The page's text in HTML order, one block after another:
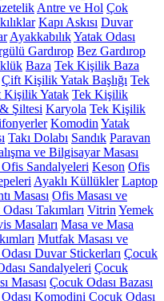
Antre ve Hol Çok
Kapı Askısı Duvar
AyakkabılıkYatak Odası
Gardırop Bez Gardırop
Baza Tek Kişilik Baza
Çift Kişilik Yatak Başlığı Tek
Kişilik Yatak Tek Kişilik
Şiltesi Karyola Tek Kişilik
Komodin Yatak
Takı Dolabı Sandık Paravan
ve Bilgisayar Masası
Ofis Sandalyeleri Keson Ofis
Ayaklı Küllükler Laptop
Masası Ofis Masası ve
Takımları Vitrin Yemek
Masaları Masa ve Masa
Mutfak Masası ve
Duvar Stickerları Çocuk
Sandalyeleri Çocuk
Masası Çocuk Odası Bazası
Komodini Çocuk Odası